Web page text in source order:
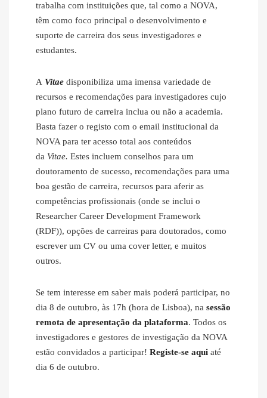
trabalha com instituições que, tal como a NOVA,
têm como foco principal o desenvolvimento e
suporte de carreira dos seus investigadores e
estudantes.
A Vitae disponibiliza uma imensa variedade de
recursos e recomendações para investigadores cujo
plano futuro de carreira inclua ou não a academia.
Basta fazer o registo com o email institucional da
NOVA para ter acesso total aos conteúdos
da Vitae. Estes incluem conselhos para um
doutoramento de sucesso, recomendações para uma
boa gestão de carreira, recursos para aferir as
competências profissionais (onde se inclui o
Researcher Career Development Framework
(RDF)), opções de carreiras para doutorados, como
escrever um CV ou uma cover letter, e muitos
outros.
Se tem interesse em saber mais poderá participar, no
dia 8 de outubro, às 17h (hora de Lisboa), na sessão
remota de apresentação da plataforma. Todos os
investigadores e gestores de investigação da NOVA
estão convidados a participar! Registe-se aqui até
dia 6 de outubro.